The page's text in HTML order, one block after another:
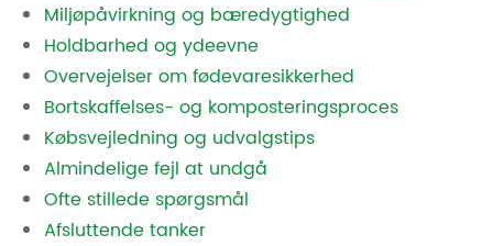
Miljøpåvirkning og bæredygtighed
Holdbarhed og ydeevne
Overvejelser om fødevaresikkerhed
Bortskaffelses- og komposteringsproces
Købsvejledning og udvalgstips
Almindelige fejl at undgå
Ofte stillede spørgsmål
Afsluttende tanker